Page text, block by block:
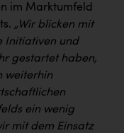
im Marktumfeld
„Wir blicken mit
Initiativen und
gestartet haben,
weiterhin
ein wenig
mit dem Einsatz